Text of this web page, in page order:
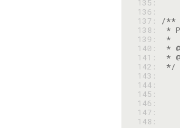
135:
136:
137:
138:
139:
140:
141:
142:
*/
143:
144:
145:
146:
147:
148: